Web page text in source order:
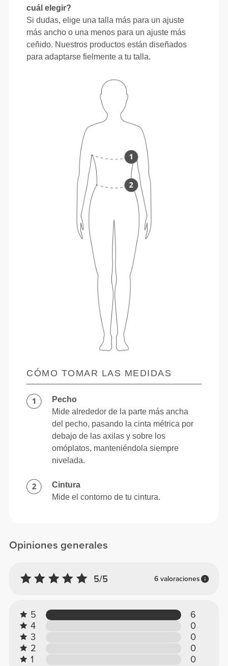
Opiniones generales
5/5 6 valoraciones
5
6
4
0
3
0
2
0
1
0
cuál elegir?
Si dudas, elige una talla más para un ajuste
más ancho o una menos para un ajuste más
ceñido. Nuestros productos están diseñados
para adaptarse fielmente a tu talla.
CÓMO TOMAR LAS MEDIDAS
Pecho
Mide alrededor de la parte más ancha
del pecho, pasando la cinta métrica por
debajo de las axilas y sobre los
omóplatos, manteniéndola siempre
nivelada.
Cintura
Mide el contorno de tu cintura.